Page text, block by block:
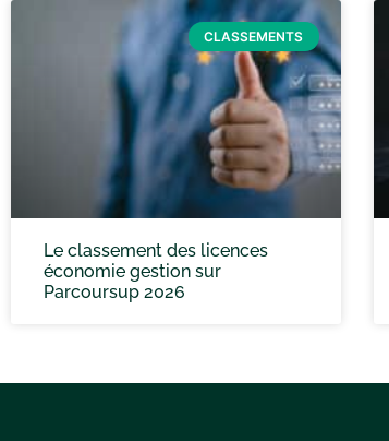
CLASSEMENTS
Le classement des licences
économie gestion sur
Parcoursup 2026